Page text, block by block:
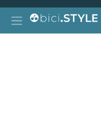
Vai al contenuto
Navigazione principale
Ricerca per: